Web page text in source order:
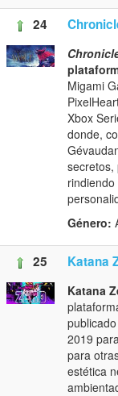
24
Migami
Xbox
donde,
secretos,
Género:
25 Katana
Katana
2019 para
para
estética